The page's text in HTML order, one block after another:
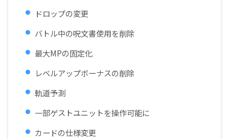
ドロップの変更
バトル中の呪文書使用を削除
最大MPの固定化
レベルアップボーナスの削除
軌道予測
一部ゲストユニットを操作可能に
カードの仕様変更